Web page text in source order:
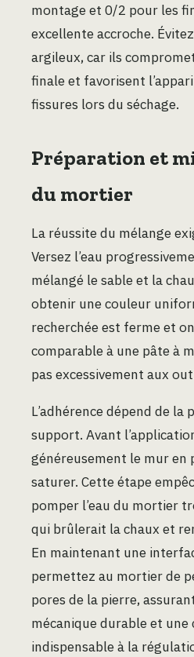
montage et 0/2 pour les
excellente accroche.
argileux, car ils
finale et favorisent
fissures lors du séchage.
Préparation et
du mortier
La réussite du mélange
Versez l’eau
mélangé le sable et la
obtenir une couleur
recherchée est ferme et
comparable à une pâte à
pas excessivement aux
L’adhérence dépend de la
support. Avant
généreusement le mur en
saturer. Cette étape
pomper l’eau du mortier
qui brûlerait la chaux et
En maintenant une
permettez au mortier de
pores de la pierre,
mécanique durable et
indispensable à la